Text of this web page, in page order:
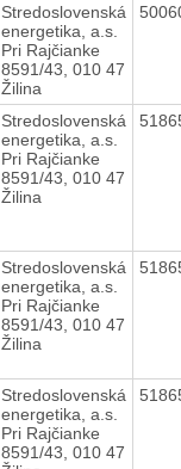
Stredoslovenská
energetika, a.s.
Pri Rajčianke
8591/43, 010 47
Žilina
Stredoslovenská
energetika, a.s.
Pri Rajčianke
8591/43, 010 47
Žilina
Stredoslovenská
energetika, a.s.
Pri Rajčianke
8591/43, 010 47
Žilina
Stredoslovenská
energetika, a.s.
Pri Rajčianke
8591/43, 010 47